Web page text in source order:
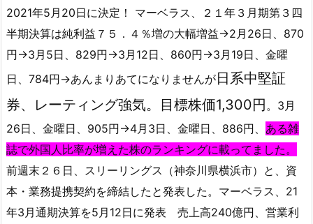
2021年5月20日に決定！ マーベラス、２１年３月期第３四
半期決算は純利益７５．４％増の大幅増益→2月26日、870
円→3月5日、829円→3月12日、860円→3月19日、金曜
日、784円→あんまりあてになりませんが日系中堅証
券、レーティング強気。目標株価1,300円。3月
26日、金曜日、905円→4月3日、金曜日、886円、 ある雑
誌で外国人比率が増えた株のランキングに載ってました。
前週末２６日、スリーリングス（神奈川県横浜市）と、資
本・業務提携契約を締結したと発表した。マーベラス、21
年3月通期決算を5月12日に発表 売上高240億円、営業利